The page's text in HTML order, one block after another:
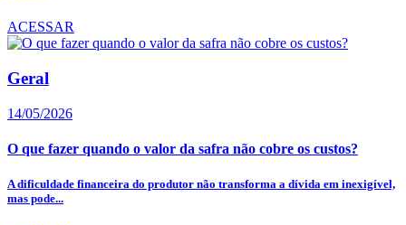
ACESSAR
Geral
14/05/2026
O que fazer quando o valor da safra não cobre os custos?
A dificuldade financeira do produtor não transforma a dívida em inexigível,
mas pode...